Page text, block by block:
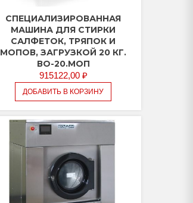
СПЕЦИАЛИЗИРОВАННАЯ
МАШИНА ДЛЯ СТИРКИ
САЛФЕТОК, ТРЯПОК И
МОПОВ, ЗАГРУЗКОЙ 20 КГ.
ВО-20.МОП
915122,00 ₽
ДОБАВИТЬ В КОРЗИНУ